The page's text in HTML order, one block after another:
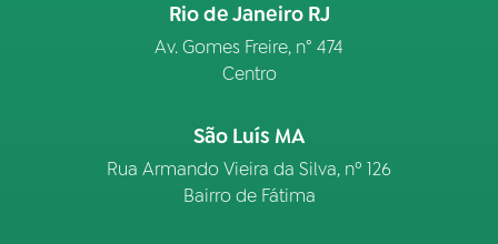
Rio de Janeiro RJ
Av. Gomes Freire, n° 474
Centro
São Luís MA
Rua Armando Vieira da Silva, nº 126
Bairro de Fátima